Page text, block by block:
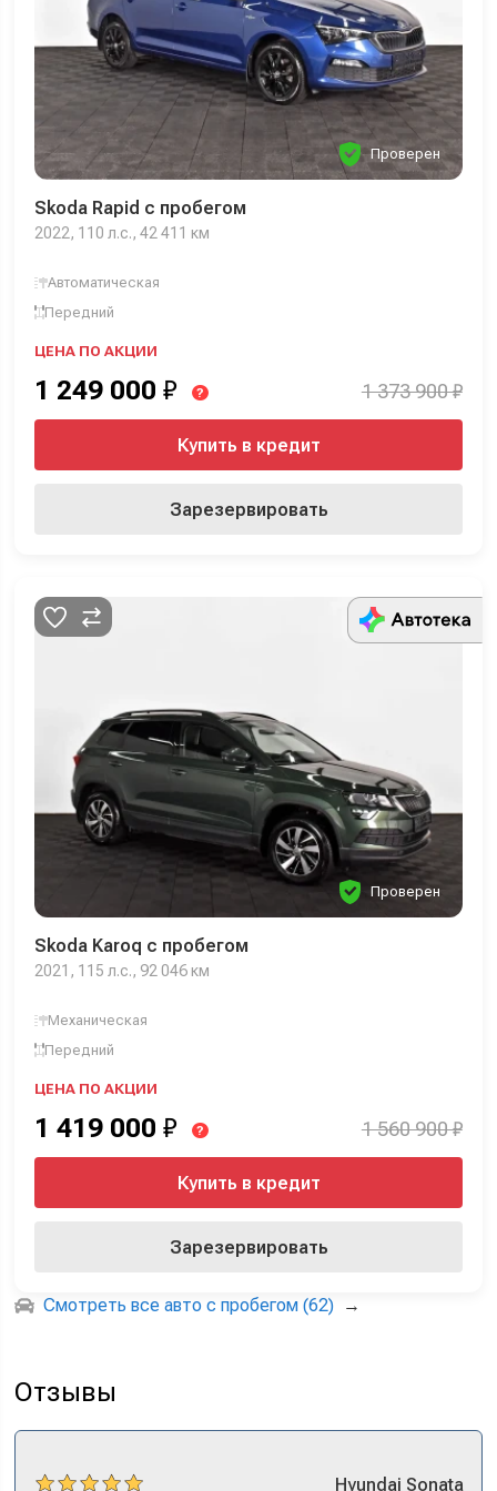
Проверен
Skoda Rapid с пробегом
2022, 110 л.с., 42 411 км
Автоматическая
Передний
ЦЕНА ПО АКЦИИ
1 249 000 ₽ ? 1 373 900 ₽
Купить в кредит
Зарезервировать
Проверен
Skoda Karoq с пробегом
2021, 115 л.с., 92 046 км
Механическая
Передний
ЦЕНА ПО АКЦИИ
1 419 000 ₽ ? 1 560 900 ₽
Купить в кредит
Зарезервировать
Смотреть все авто с пробегом (62) →
Отзывы
Hyundai Sonata